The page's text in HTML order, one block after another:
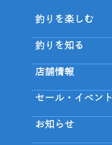
釣りを楽しむ
釣りを知る
店舗情報
セール・イベント
お知らせ